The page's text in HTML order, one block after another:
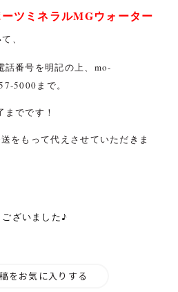
ーツミネラルMGウォーター
、
話番号を明記の上、mo-
5000まで。
でです！
をもって代えさせていただきま
ざいました♪
をお気に入りする